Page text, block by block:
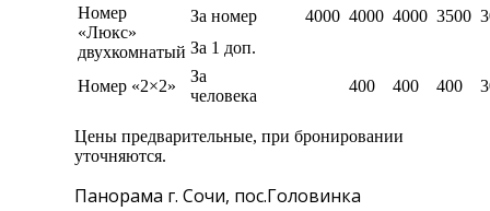
Номер
«Люкс»
двухкомнатый
За номер 4000 4000 4000 3500
За 1 доп.
Номер «2×2»
За
человека
400 400 400
Цены предварительные, при бронировании
уточняются.
Панорама г. Сочи, пос.Головинка